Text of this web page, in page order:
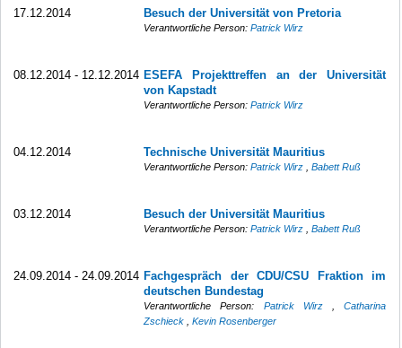
17.12.2014 Besuch der Universität von Pretoria
Verantwortliche Person:Patrick Wirz
08.12.2014 - 12.12.2014 ESEFA Projekttreffen an der Universität
von Kapstadt
Verantwortliche Person:Patrick Wirz
04.12.2014 Technische Universität Mauritius
Verantwortliche Person:Patrick Wirz ,Babett Ruß
03.12.2014 Besuch der Universität Mauritius
Verantwortliche Person:Patrick Wirz ,Babett Ruß
24.09.2014 - 24.09.2014 Fachgespräch der CDU/CSU Fraktion im
deutschen Bundestag
Verantwortliche Person: Patrick Wirz ,Catharina
Zschieck
,Kevin Rosenberger